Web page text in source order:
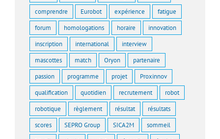
comprendre Eurobot expérience fatigue
forum homologations horaire innovation
inscription international interview
mascottes match Oryon partenaire
passion programme projet Proxinnov
qualification quotidien recrutement robot
robotique règlement résultat résultats
scores SEPRO Group SICA2M sommeil